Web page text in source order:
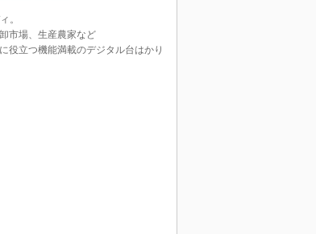
。
市場、生産農家など
役立つ機能満載のデジタル台はかり